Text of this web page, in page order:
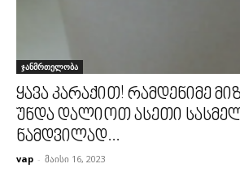
ჯანმრთელობა
ყავა კარაქით! რამდენიმე
უნდა დალიოთ ასეთი
ნამდვილად...
vap - მაისი 16, 2023